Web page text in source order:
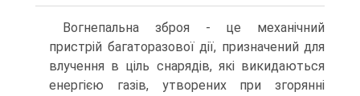
Вогнепальна зброя - це механічний
пристрій багаторазової дії, призначений для
влучення в ціль снарядів, які викидаються
енергією газів, утворених при згорянні